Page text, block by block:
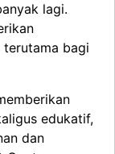
lagi.
terutama bagi
edukatif,
dan